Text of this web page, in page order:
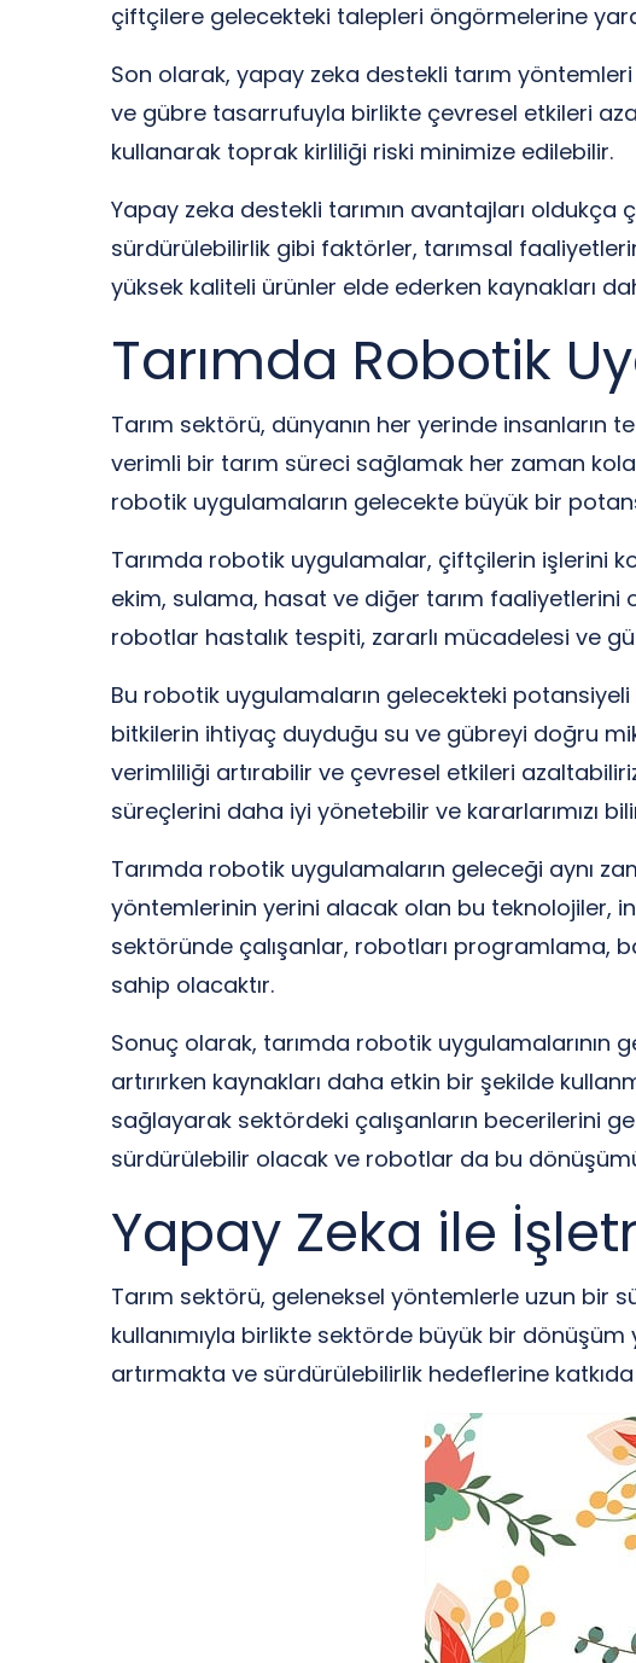
çiftçilere gelecekteki talepleri öngörmelerine
Son olarak, yapay zeka destekli tarım
ve gübre tasarrufuyla birlikte çevresel etkileri
kullanarak toprak kirliliği riski minimize edilebilir.
Yapay zeka destekli tarımın avantajları oldukça
sürdürülebilirlik gibi faktörler, tarımsal
yüksek kaliteli ürünler elde ederken kaynakları
Tarımda Robotik
Tarım sektörü, dünyanın her yerinde insanların
verimli bir tarım süreci sağlamak her zaman
robotik uygulamaların gelecekte büyük bir
Tarımda robotik uygulamalar, çiftçilerin işlerini
ekim, sulama, hasat ve diğer tarım faaliyetlerini
robotlar hastalık tespiti, zararlı mücadelesi ve
Bu robotik uygulamaların gelecekteki
bitkilerin ihtiyaç duyduğu su ve gübreyi doğru
verimliliği artırabilir ve çevresel etkileri
süreçlerini daha iyi yönetebilir ve kararlarımızı
Tarımda robotik uygulamaların geleceği aynı
yöntemlerinin yerini alacak olan bu teknolojiler,
sektöründe çalışanlar, robotları programlama,
sahip olacaktır.
Sonuç olarak, tarımda robotik
artırırken kaynakları daha etkin bir şekilde
sağlayarak sektördeki çalışanların becerilerini
sürdürülebilir olacak ve robotlar da bu
Yapay Zeka ile
Tarım sektörü, geleneksel yöntemlerle uzun bir
kullanımıyla birlikte sektörde büyük bir
artırmakta ve sürdürülebilirlik hedeflerine